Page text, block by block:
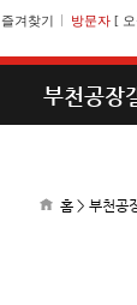
즐겨찾기 방문자 [
부천공장
홈 > 부천공